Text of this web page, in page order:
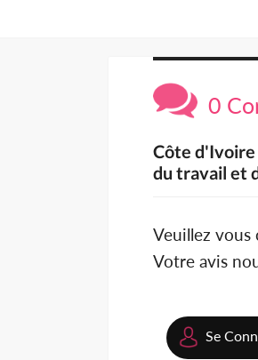
0
Côte d'Ivoire
du travail et
Veuillez
Votre avis
Se